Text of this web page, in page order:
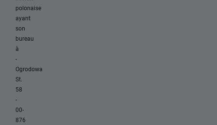
polonaise
ayant
son
bureau
à
-
Ogrodowa
St.
58
-
00-
876